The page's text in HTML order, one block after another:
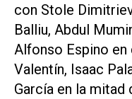
con Stole
Balliu, Abdul
Alfonso Espino en
Valentín, Isaac
García en la mitad